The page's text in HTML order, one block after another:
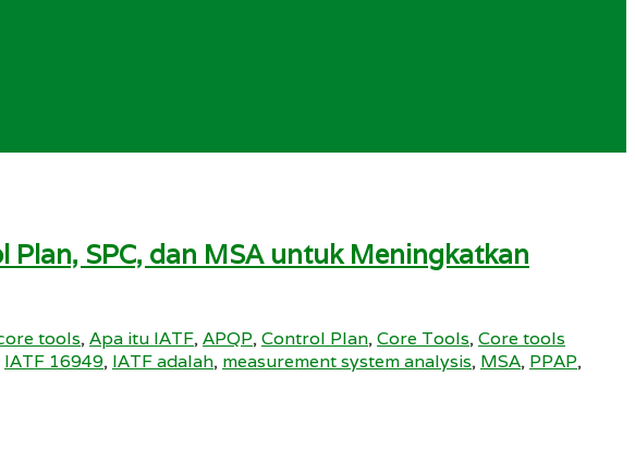
Plan, SPC, dan MSA untuk Meningkatkan
tools,Apa itu IATF,APQP,Control Plan,Core Tools,Core tools
IATF 16949, IATF adalah, measurement system analysis, MSA, PPAP,